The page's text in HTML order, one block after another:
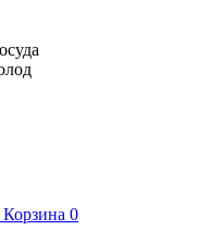
Корзина 0